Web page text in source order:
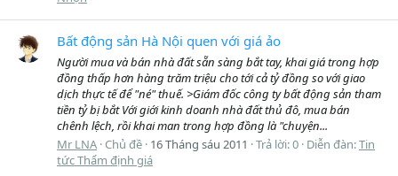
Bất động sản Hà Nội quen với giá ảo
Người mua và bán nhà đất sẵn sàng bắt tay, khai giá trong hợp
đồng thấp hơn hàng trăm triệu cho tới cả tỷ đồng so với giao
dịch thực tế để "né" thuế. >Giám đốc công ty bất động sản tham
tiền tỷ bị bắt Với giới kinh doanh nhà đất thủ đô, mua bán
chênh lệch, rồi khai man trong hợp đồng là "chuyện...
Mr LNA Chủ đề 16 Tháng sáu 2011 Trả lời: 0 Diễn đàn:Tin
tức Thẩm định giá